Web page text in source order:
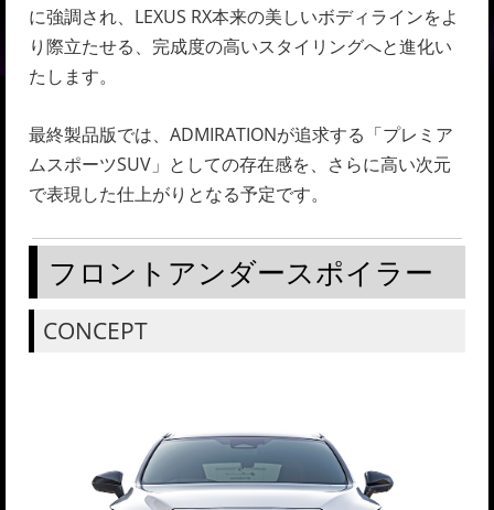
に強調され、LEXUS RX本来の美しいボディラインをよ
り際立たせる、完成度の高いスタイリングへと進化い
たします。
最終製品版では、ADMIRATIONが追求する「プレミア
ムスポーツSUV」としての存在感を、さらに高い次元
で表現した仕上がりとなる予定です。
フロントアンダースポイラー
CONCEPT